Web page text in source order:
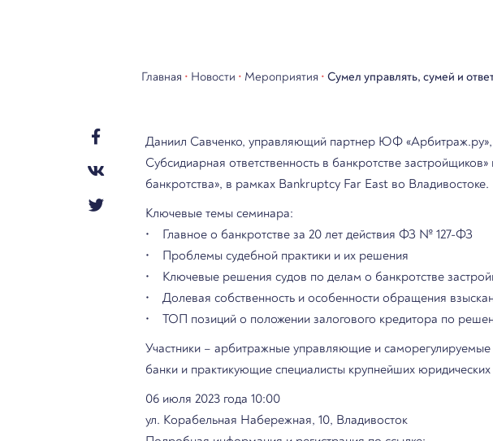
Главная • Новости • Мероприятия • Сумел управлять, сумей и
Даниил Савченко, управляющий партнер ЮФ «Арбитраж.ру»,
Субсидиарная ответственность в банкротстве
банкротства», в рамках Bankruptcy Far East во Владивостоке.
Ключевые темы семинара:
• Главное о банкротстве за 20 лет действия ФЗ № 127-ФЗ
• Проблемы судебной практики и их решения
• Ключевые решения судов по делам о банкротстве
• Долевая собственность и особенности обращения
• ТОП позиций о положении залогового кредитора по
Участники – арбитражные управляющие и
банки и практикующие специалисты крупнейших
06 июля 2023 года 10:00
ул. Корабельная Набережная, 10, Владивосток